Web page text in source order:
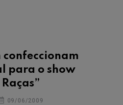
confeccionam
para o show
09/06/2009